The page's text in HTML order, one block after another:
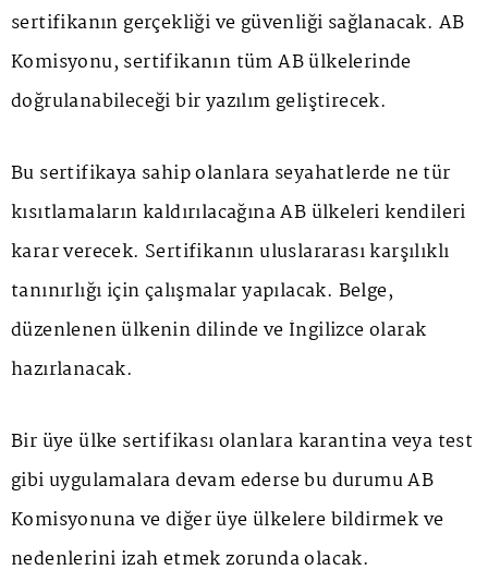
sertifikanın gerçekliği ve güvenliği sağlanacak. AB
Komisyonu, sertifikanın tüm AB ülkelerinde
doğrulanabileceği bir yazılım geliştirecek.
Bu sertifikaya sahip olanlara seyahatlerde ne tür
kısıtlamaların kaldırılacağına AB ülkeleri kendileri
karar verecek. Sertifikanın uluslararası karşılıklı
tanınırlığı için çalışmalar yapılacak. Belge,
düzenlenen ülkenin dilinde ve İngilizce olarak
hazırlanacak.
Bir üye ülke sertifikası olanlara karantina veya test
gibi uygulamalara devam ederse bu durumu AB
Komisyonuna ve diğer üye ülkelere bildirmek ve
nedenlerini izah etmek zorunda olacak.